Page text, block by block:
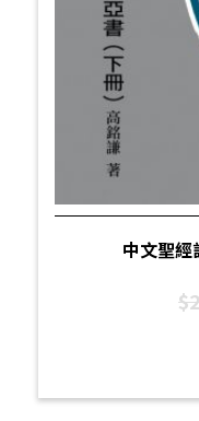
中文聖
$